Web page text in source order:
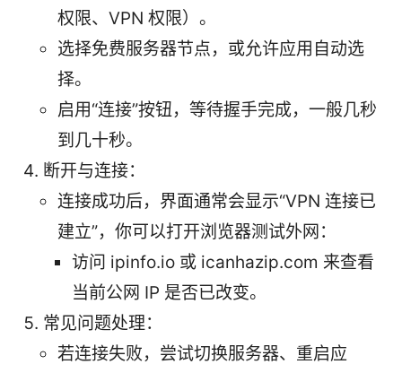
权限、VPN 权限）。
选择免费服务器节点，或允许应用自动选
择。
启用“连接”按钮，等待握手完成，一般几秒
到几十秒。
断开与连接：
连接成功后，界面通常会显示“VPN 连接已
建立”，你可以打开浏览器测试外网：
访问 ipinfo.io 或 icanhazip.com 来查看
当前公网 IP 是否已改变。
常见问题处理：
若连接失败，尝试切换服务器、重启应